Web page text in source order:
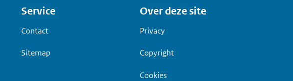
Voet
Service
Contact
Sitemap
Over deze site
Privacy
Copyright
Cookies